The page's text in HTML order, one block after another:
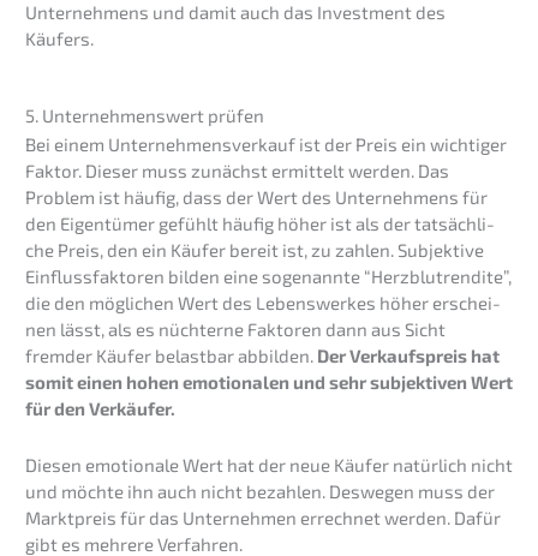
Unter­neh­mens und damit auch das Invest­ment des
Käufers.
5. Unter­neh­mens­wert prüfen
Bei einem Unter­nehmens­verkauf ist der Preis ein wichti­ger
Faktor. Dieser muss zunächst ermit­telt werden. Das
Problem ist häufig, dass der Wert des Unter­neh­mens für
den Eigen­tü­mer gefühlt häufig höher ist als der tatsäch­li­
che Preis, den ein Käufer bereit ist, zu zahlen. Subjek­ti­ve
Einfluss­fak­to­ren bilden eine sogenann­te “Herzblut­ren­di­te”,
die den mögli­chen Wert des Lebens­werkes höher erschei­
nen lässt, als es nüchter­ne Fakto­ren dann aus Sicht
fremder Käufer belast­bar abbil­den. Der Verkaufs­preis hat
somit einen hohen emotio­na­len und sehr subjek­ti­ven Wert
für den Verkäufer.
Diesen emotio­na­le Wert hat der neue Käufer natür­lich nicht
und möchte ihn auch nicht bezah­len. Deswe­gen muss der
Markt­preis für das Unter­neh­men errech­net werden. Dafür
gibt es mehre­re Verfahren.